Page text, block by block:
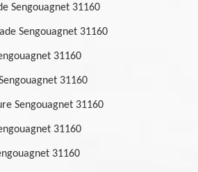
Sengouagnet 31160
Sengouagnet 31160
31160
31160
Sengouagnet 31160
31160
31160